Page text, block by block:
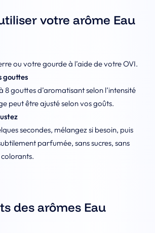
votre arôme Eau
ou votre gourde à l’aide de votre OVI.
gouttes
8 gouttes d’aromatisant selon l’intensité
peut être ajusté selon vos goûts.
secondes, mélangez si besoin, puis
parfumée, sans sucres, sans
des arômes Eau